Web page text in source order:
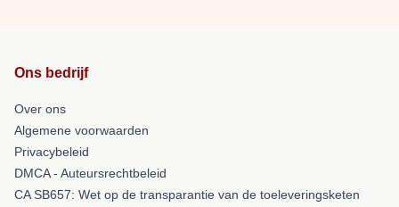
Ons bedrijf
Over ons
Algemene voorwaarden
Privacybeleid
DMCA - Auteursrechtbeleid
CA SB657: Wet op de transparantie van de toeleveringsketen